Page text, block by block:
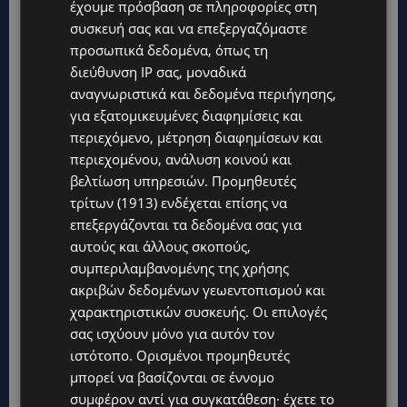
Topics
UPDATES
ΚΑΤΑΓΓΕΛΙΑ: Για άνδρα που φέρεται να παρενοχλούσε
γυναίκες στο Δασούδι – Σε εξέλιξη οι αστυνομικές έρευνες
ΛΕΥΚΩΣΙΑ: Γιατί ένας 16χρονος φέρεται να έβαλε φωτιά σε
ιστορική μπυραρία – Η Αστυνομία αναζητεί το κίνητρο
UPDATES
ΛΑΤΣΙΑ-ΓΕΡΙ: Στο επίκεντρο η δημιουργία δομών για
ασυνόδευτους ανήλικους – Αντιδρά ο Δήμος, στηρίζει υπό
προϋποθέσεις το Κίνημα Οικολόγων
ΣΤΟ «ΚΟΚΚΙΝΟ» Η ΖΕΣΤΗ: Νέα κίτρινη προειδοποίηση και
έχουμε πρόσβαση σε πληροφορίες στη
συσκευή σας και να επεξεργαζόμαστε
προσωπικά δεδομένα, όπως τη
διεύθυνση IP σας, μοναδικά
αναγνωριστικά και δεδομένα περιήγησης,
για εξατομικευμένες διαφημίσεις και
περιεχόμενο, μέτρηση διαφημίσεων και
περιεχομένου, ανάλυση κοινού και
βελτίωση υπηρεσιών. Προμηθευτές
τρίτων (1913) ενδέχεται επίσης να
επεξεργάζονται τα δεδομένα σας για
αυτούς και άλλους σκοπούς,
συμπεριλαμβανομένης της χρήσης
ακριβών δεδομένων γεωεντοπισμού και
χαρακτηριστικών συσκευής. Οι επιλογές
σας ισχύουν μόνο για αυτόν τον
ιστότοπο. Ορισμένοι προμηθευτές
μπορεί να βασίζονται σε έννομο
συμφέρον αντί για συγκατάθεση· έχετε το